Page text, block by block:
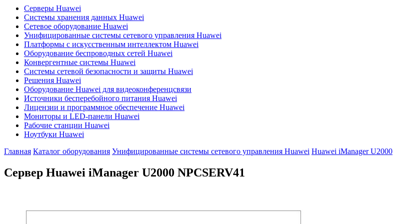
Серверы Huawei
Системы хранения данных Huawei
Сетевое оборудование Huawei
Унифицированные системы сетевого управления Huawei
Платформы с искусственным интеллектом Huawei
Оборудование беспроводных сетей Huawei
Конвергентные системы Huawei
Системы сетевой безопасности и защиты Huawei
Решения Huawei
Оборудование Huawei для видеоконференцсвязи
Источники бесперебойного питания Huawei
Лицензии и программное обеспечение Huawei
Мониторы и LED-панели Huawei
Рабочие станции Huawei
Ноутбуки Huawei
Главная Каталог оборудования Унифицированные системы сетевого управления Huawei Huawei iManager U2000
Сервер Huawei iManager U2000 NPCSERV41